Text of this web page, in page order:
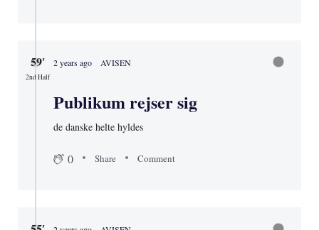
Lørdag venter der en gruppefinale mod Italien for
Danmark.
0 Share Comment